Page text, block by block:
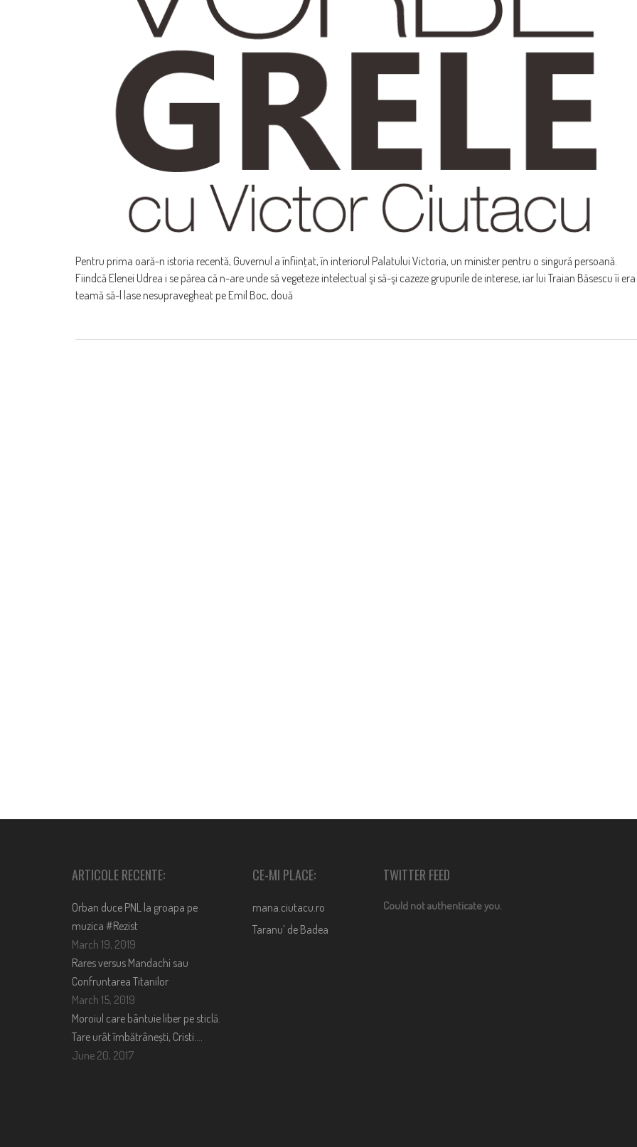
Pentru prima oară-n istoria recentă, Guvernul a înfiinţat, în interiorul Pa­latului Victoria, un minister pentru o singură persoană.
Fiindcă Elenei Udrea i se părea că n-are unde să vegete­ze intelectual şi să-şi cazeze grupurile de interese, iar lui Traian Băsescu îi era
tea­mă să-l lase nesupravegheat pe Emil Boc, două
ARTICOLE RECENTE:
Orban duce PNL la groapa pe
muzica #Rezist
March 19, 2019
Rares versus Mandachi sau
Confruntarea Titanilor
March 15, 2019
Moroiul care bântuie liber pe sticlă.
Tare urât îmbătrânești, Cristi….
June 20, 2017
CE-MI PLACE:
mana.ciutacu.ro
Taranu’ de Badea
TWITTER FEED
Could not authenticate you.